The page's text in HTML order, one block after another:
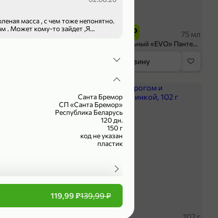
масса , с чем тоже непонятно.
. Может кому-то зайдет ,Я
Санта Бремор
СП «Санта Бремор»
Республика Беларусь
120 дн.
150 г
код не указан
пластик
119,99 ₽139,99 ₽
300 г 149,99 ₽ 75 мл
Крем универсальный «EVO» Пантенол, 75 мл
В корзину
59,99 ₽